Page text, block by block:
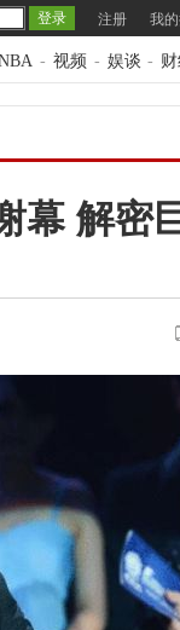
注册 我
- 视频 - 娱谈 -
幕 解密